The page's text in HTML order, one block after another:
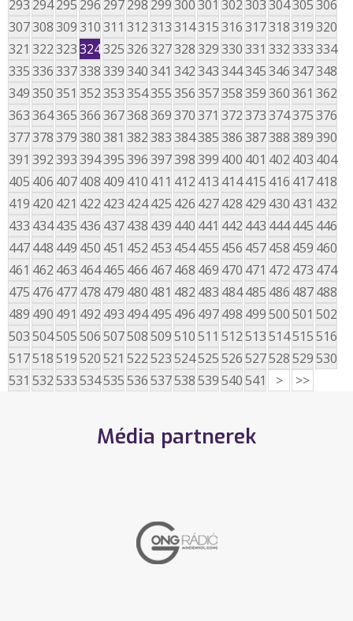
293 294295 296 297298 299300301 302303304305306
307308309310311 312313314315316317318319320
321 322323324325326327328329330331 332333334
335336337338339340341 342343344345346347348
349350351 352353354355356357358359360361 362
363364365366367368369370371 372373374375376
377378379380381 382383384385386387388389390
391 392393394395396397398399 400 401 402 403 404
405 406 407408 409 410 411 412 413 414415 416 417418
419 420 421 422 423 424425 426 427428 429 430 431 432
433 434435 436 437438 439 440 441 442 443 444445 446
447448 449 450 451 452 453 454455 456 457458 459 460
461 462 463 464465 466 467468 469 470 471 472 473 474
475 476 477478 479 480 481 482 483 484485 486 487488
489 490 491 492 493 494495 496 497498 499500501 502
503504505506507508509510511 512513514515516
517518519520521 522523524525526527528529530
531 532533534535536537538539540541 > >>
Média partnerek